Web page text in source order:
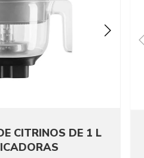
CITRINOS DE 1 L